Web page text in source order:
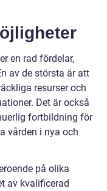
en rad fördelar,
av de största är att
resurser och
Det är också
fortbildning för
vården i nya och
på olika
av kvalificerad